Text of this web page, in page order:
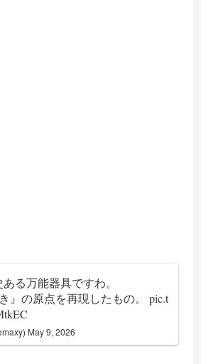
る万能器具ですわ。
』の原点を再現したもの。pic.t
May 9, 2026